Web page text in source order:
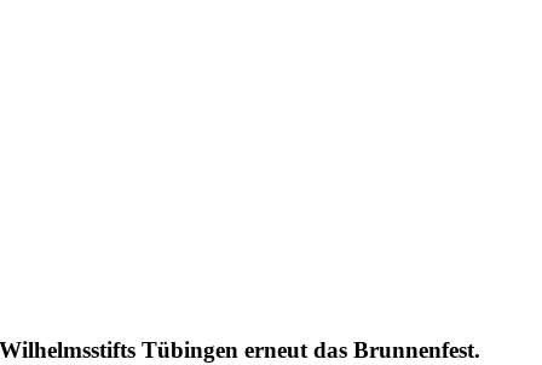
Tübingen erneut das Brunnenfest.